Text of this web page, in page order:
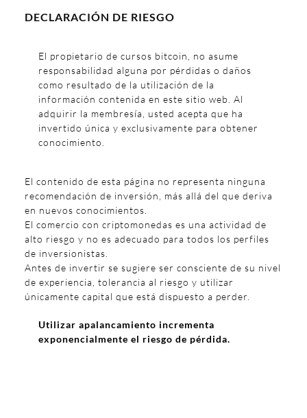
DECLARACIÓN DE RIESGO
El propietario de cursos bitcoin, no asume
responsabilidad alguna por pérdidas o daños
como resultado de la utilización de la
información contenida en este sitio web. Al
adquirir la membresía, usted acepta que ha
invertido única y exclusivamente para obtener
conocimiento.
El contenido de esta página no representa ninguna
recomendación de inversión, más allá del que deriva
en nuevos conocimientos.
El comercio con criptomonedas es una actividad de
alto riesgo y no es adecuado para todos los perfiles
de inversionistas.
Antes de invertir se sugiere ser consciente de su nivel
de experiencia, tolerancia al riesgo y utilizar
únicamente capital que está dispuesto a perder.
Utilizar apalancamiento incrementa
exponencialmente el riesgo de pérdida.